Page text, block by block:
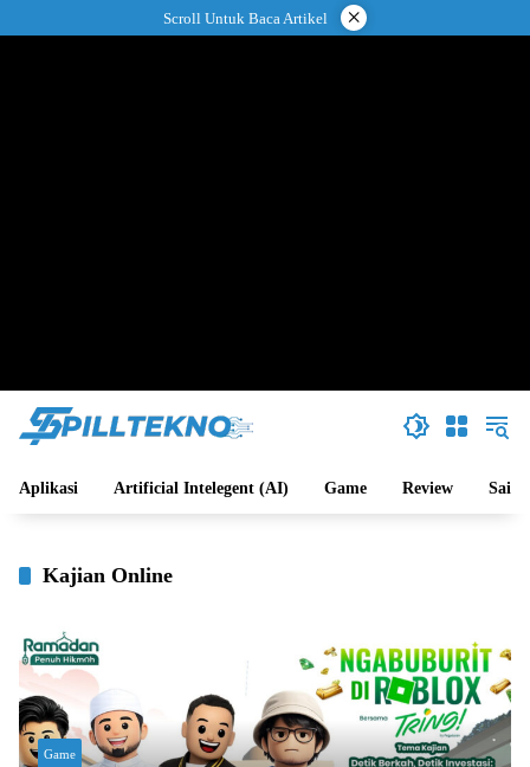
ke
Scroll Untuk Baca Artikel ×
Aplikasi Artificial Intelegent (AI) Game Review Sains
Kajian Online
Game